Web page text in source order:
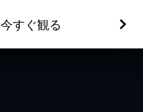
今すぐ観る